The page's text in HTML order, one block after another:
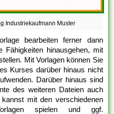
Industriekaufmann Muster
bearbeiten ferner dann
Fähigkeiten hinausgehen, mit
Mit Vorlagen können Sie
Kurses darüber hinaus nicht
Darüber hinaus sind
des weiteren Dateien auch
mit den verschiedenen
spielen und ggf.